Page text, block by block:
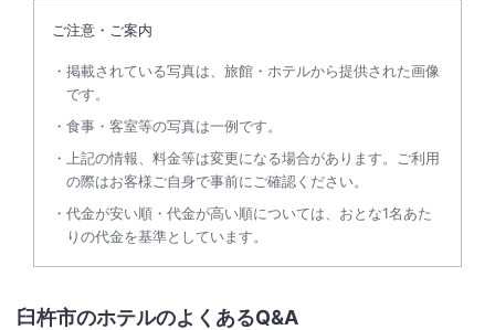
ご注意・ご案内
掲載されている写真は、旅館・ホテルから提供された画像
です。
食事・客室等の写真は一例です。
上記の情報、料金等は変更になる場合があります。ご利用
の際はお客様ご自身で事前にご確認ください。
代金が安い順・代金が高い順については、おとな1名あた
りの代金を基準としています。
臼杵市のホテルのよくあるQ&A